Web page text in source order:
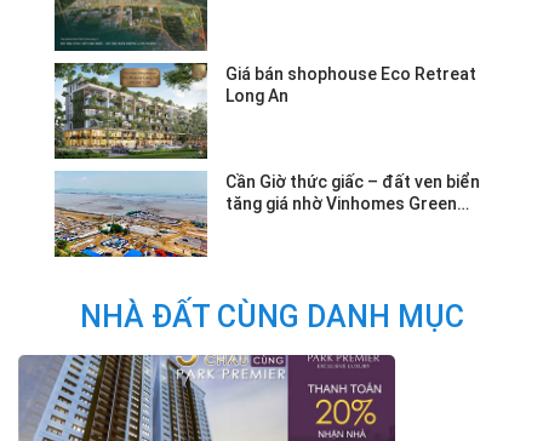
Giá bán shophouse Eco Retreat
Long An
Cần Giờ thức giấc – đất ven biển
tăng giá nhờ Vinhomes Green
NHÀ ĐẤT CÙNG DANH MỤC